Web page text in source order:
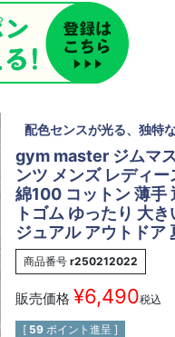
配色センスが光る、独特な
gym master ジムマ
ンツ メンズ レディ
綿100 コットン 薄手
トゴム ゆったり 大
ジュアル アウトドア
商品番号 r250212022
販売価格 ¥6,490税込
[ 59 ポイント進呈 ]